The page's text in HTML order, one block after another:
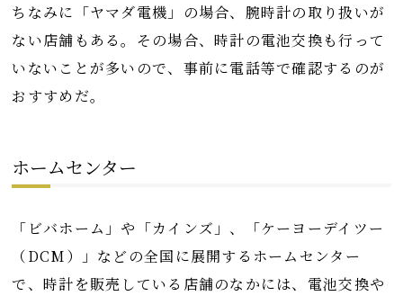
ちなみに「ヤマダ電機」の場合、腕時計の取り扱いが
ない店舗もある。その場合、時計の電池交換も行って
いないことが多いので、事前に電話等で確認するのが
おすすめだ。
ホームセンター
「ビバホーム」や「カインズ」、「ケーヨーデイツー
（DCM）」などの全国に展開するホームセンター
で、時計を販売している店舗のなかには、電池交換や